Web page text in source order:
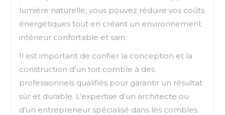
lumière naturelle, vous pouvez réduire vos coûts
énergétiques tout en créant un environnement
intérieur confortable et sain.
Il est important de confier la conception et la
construction d’un toit comble à des
professionnels qualifiés pour garantir un résultat
sûr et durable. L’expertise d’un architecte ou
d’un entrepreneur spécialisé dans les combles